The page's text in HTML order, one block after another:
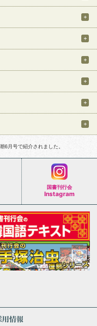
6月号で紹介されました。
国書刊行会
Instagram